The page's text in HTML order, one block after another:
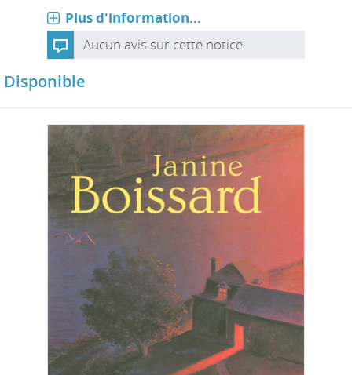
Plus d'information...
Aucun avis sur cette notice.
Disponible